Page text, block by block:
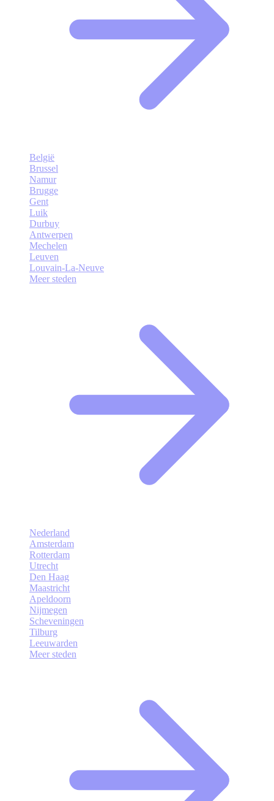
België
Brussel
Namur
Brugge
Gent
Luik
Durbuy
Antwerpen
Mechelen
Leuven
Louvain-La-Neuve
Meer steden
Nederland
Amsterdam
Rotterdam
Utrecht
Den Haag
Maastricht
Apeldoorn
Nijmegen
Scheveningen
Tilburg
Leeuwarden
Meer steden